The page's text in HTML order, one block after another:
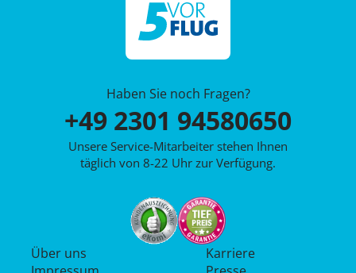
Haben Sie noch Fragen?
+49 2301 94580650
Unsere Service-Mitarbeiter stehen Ihnen
täglich von 8-22 Uhr zur Verfügung.
Über uns
Karriere